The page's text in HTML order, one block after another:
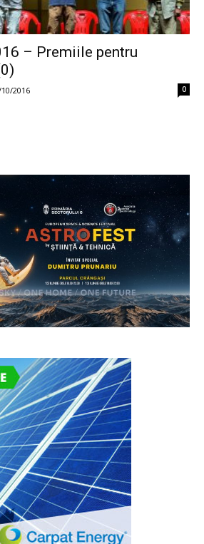
– Premiile pentru
2016 0